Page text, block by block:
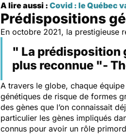
A lire aussi : Covid : le Québec
Prédispositions
En octobre 2021, la prestigieuse
" La prédisposition
plus reconnue "-
A travers le globe, chaque
génétiques de risque de formes
des gènes que l’on connaissait
particulier les gènes impliqués
connus pour avoir un rôle